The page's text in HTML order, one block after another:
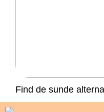
Find de sunde